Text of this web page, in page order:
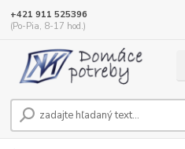
+421 911 525396
(Po-Pia, 8-17 hod.)